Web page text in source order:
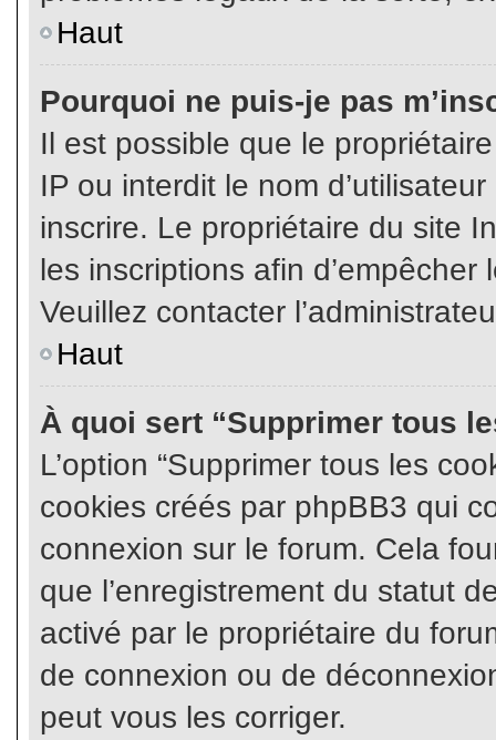
Haut
Pourquoi ne puis-je pas
Il est possible que le
IP ou interdit le nom
inscrire. Le propriétaire du site
les inscriptions afin d’empêcher
Veuillez contacter
Haut
À quoi sert “Supprimer tous
L’option “Supprimer tous les
cookies créés par phpBB3 qui
connexion sur le forum. Cela
que l’enregistrement du statut
activé par le propriétaire du
de connexion ou de
peut vous les corriger.